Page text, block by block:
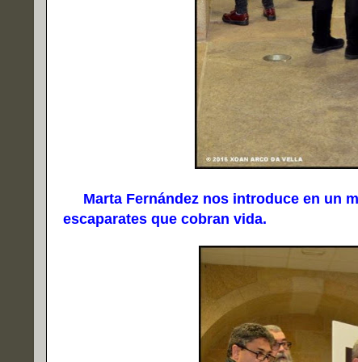
Marta Fernández nos introduce en un
escaparates que cobran vida.